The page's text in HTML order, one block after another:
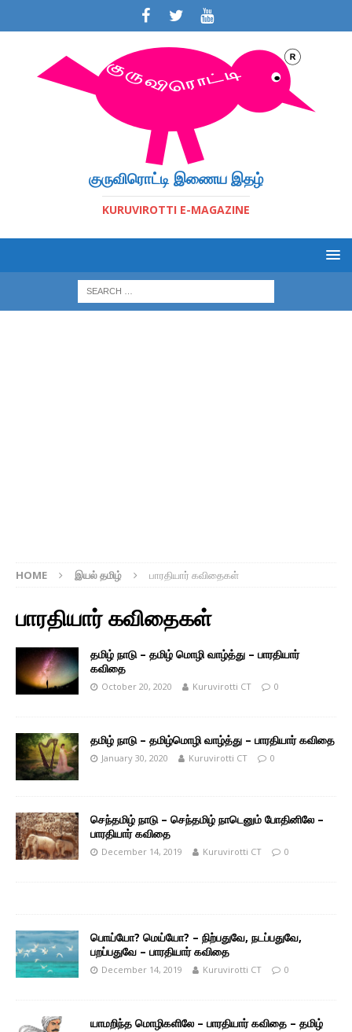
குருவிரொட்டி இணைய இதழ்
KURUVIROTTI E-MAGAZINE
HOME இயல் தமிழ் பாரதியார் கவிதைகள்
பாரதியார் கவிதைகள்
தமிழ் நாடு – தமிழ் மொழி வாழ்த்து – பாரதியார்
கவிதை
October 20, 2020 Kuruvirotti CT 0
தமிழ் நாடு – தமிழ்மொழி வாழ்த்து – பாரதியார் கவிதை
January 30, 2020 Kuruvirotti CT 0
செந்தமிழ் நாடு – செந்தமிழ் நாடெனும் போதினிலே –
பாரதியார் கவிதை
December 14, 2019 Kuruvirotti CT 0
பொய்யோ? மெய்யோ? – நிற்பதுவே, நடப்பதுவே,
பறப்பதுவே – பாரதியார் கவிதை
December 14, 2019 Kuruvirotti CT 0
யாமறிந்த மொழிகளிலே – பாரதியார் கவிதை – தமிழ்